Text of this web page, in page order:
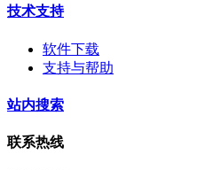
技术支持
软件下载
支持与帮助
站内搜索
联系热线